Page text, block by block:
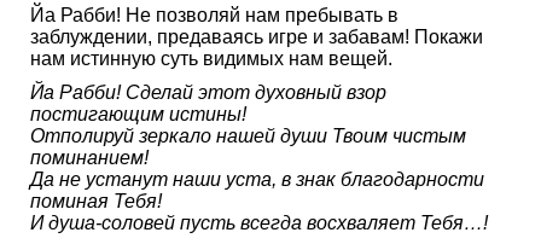
Йа Рабби! Не позволяй нам пребывать в
заблуждении, предаваясь игре и забавам! Покажи
нам истинную суть видимых нам вещей.
Йа Рабби! Сделай этот духовный взор
постигающим истины!
Отполируй зеркало нашей души Твоим чистым
поминанием!
Да не устанут наши уста, в знак благодарности
поминая Тебя!
И душа-соловей пусть всегда восхваляет Тебя…!